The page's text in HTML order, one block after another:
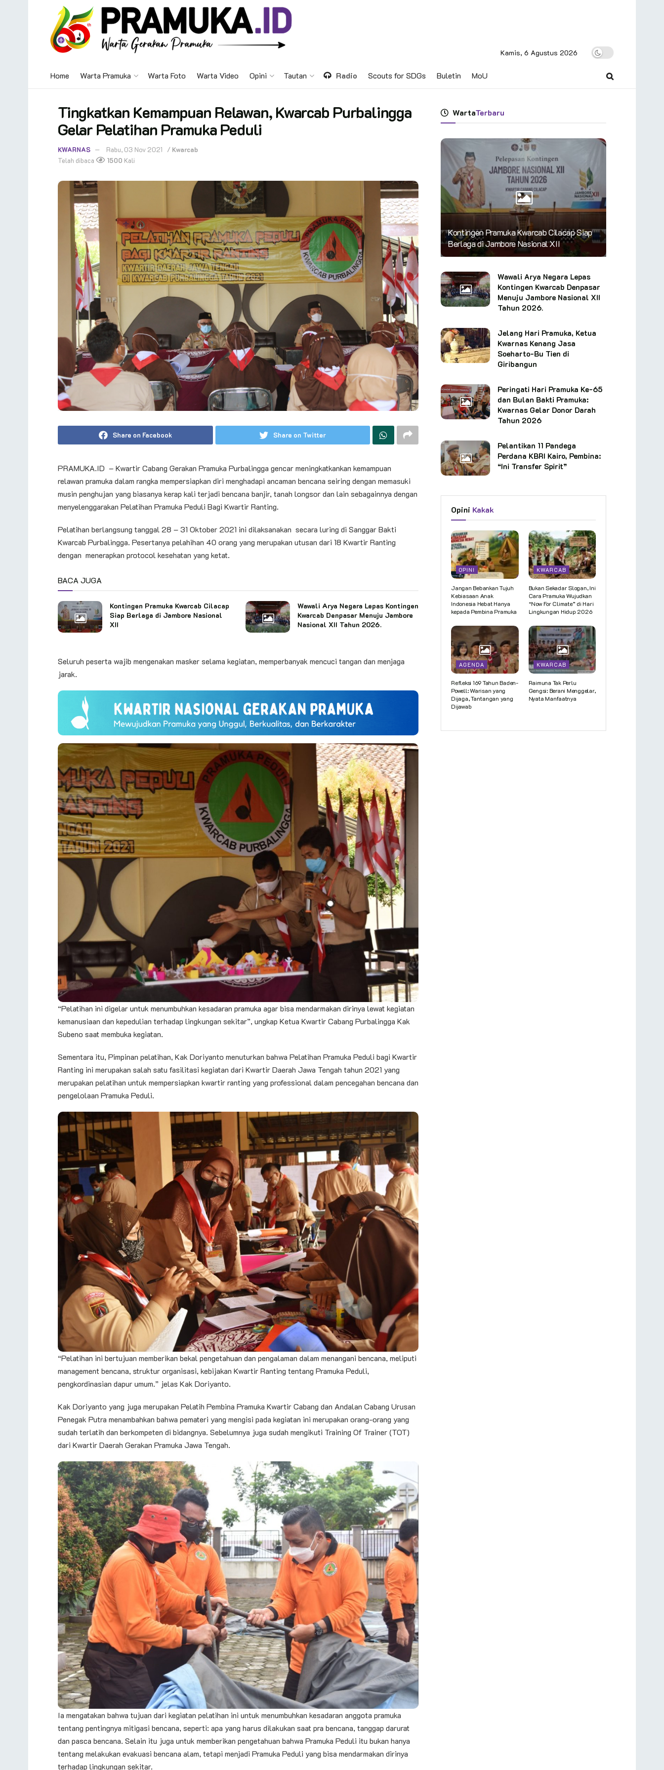
Kamis, 6 Agustus 2026
Home Warta Pramuka Warta Foto Warta Video Opini Tautan Radio Scouts for SDGs Buletin MoU
Tingkatkan Kemampuan Relawan, Kwarcab Purbalingga
Gelar Pelatihan Pramuka Peduli
KWARNAS Rabu, 03 Nov 2021 / Kwarcab
Telah dibaca
1500 Kali
Share on Facebook Share on Twitter
PRAMUKA.ID – Kwartir Cabang Gerakan Pramuka Purbalingga gencar meningkatkankan kemampuan
relawan pramuka dalam rangka mempersiapkan diri menghadapi ancaman bencana seiring dengan memasuki
musin penghujan yang biasanya kerap kali terjadi bencana banjir, tanah longsor dan lain sebagainnya dengan
menyelenggarakan Pelatihan Pramuka Peduli Bagi Kwartir Ranting.
Pelatihan berlangsung tanggal 28 – 31 Oktober 2021 ini dilaksanakan secara luring di Sanggar Bakti
Kwarcab Purbalingga. Pesertanya pelahihan 40 orang yang merupakan utusan dari 18 Kwartir Ranting
dengan menerapkan protocol kesehatan yang ketat.
BACA JUGA
Kontingen Pramuka Kwarcab Cilacap
Siap Berlaga di Jambore Nasional
XII
Wawali Arya Negara Lepas Kontingen
Kwarcab Denpasar Menuju Jambore
Nasional XII Tahun 2026.
Seluruh peserta wajib mengenakan masker selama kegiatan, memperbanyak mencuci tangan dan menjaga
jarak.
“Pelatihan ini digelar untuk menumbuhkan kesadaran pramuka agar bisa mendarmakan dirinya lewat kegiatan
kemanusiaan dan kepedulian terhadap lingkungan sekitar”, ungkap Ketua Kwartir Cabang Purbalingga Kak
Subeno saat membuka kegiatan.
Sementara itu, Pimpinan pelatihan, Kak Doriyanto menuturkan bahwa Pelatihan Pramuka Peduli bagi Kwartir
Ranting ini merupakan salah satu fasilitasi kegiatan dari Kwartir Daerah Jawa Tengah tahun 2021 yang
merupakan pelatihan untuk mempersiapkan kwartir ranting yang professional dalam pencegahan bencana dan
pengelolaan Pramuka Peduli.
“Pelatihan ini bertujuan memberikan bekal pengetahuan dan pengalaman dalam menangani bencana, meliputi
management bencana, struktur organisasi, kebijakan Kwartir Ranting tentang Pramuka Peduli,
pengkordinasian dapur umum.” jelas Kak Doriyanto.
Kak Doriyanto yang juga merupakan Pelatih Pembina Pramuka Kwartir Cabang dan Andalan Cabang Urusan
Penegak Putra menambahkan bahwa pemateri yang mengisi pada kegiatan ini merupakan orang-orang yang
sudah terlatih dan berkompeten di bidangnya. Sebelumnya juga sudah mengikuti Training Of Trainer (TOT)
dari Kwartir Daerah Gerakan Pramuka Jawa Tengah.
Ia mengatakan bahwa tujuan dari kegiatan pelatihan ini untuk menumbuhkan kesadaran anggota pramuka
tentang pentingnya mitigasi bencana, seperti: apa yang harus dilakukan saat pra bencana, tanggap darurat
dan pasca bencana. Selain itu juga untuk memberikan pengetahuan bahwa Pramuka Peduli itu bukan hanya
tentang melakukan evakuasi bencana alam, tetapi menjadi Pramuka Peduli yang bisa mendarmakan dirinya
terhadap lingkungan sekitar.
WartaTerbaru
Kontingen Pramuka Kwarcab Cilacap Siap
Berlaga di Jambore Nasional XII
Wawali Arya Negara Lepas
Kontingen Kwarcab Denpasar
Menuju Jambore Nasional XII
Tahun 2026.
Jelang Hari Pramuka, Ketua
Kwarnas Kenang Jasa
Soeharto-Bu Tien di
Giribangun
Peringati Hari Pramuka Ke-65
dan Bulan Bakti Pramuka:
Kwarnas Gelar Donor Darah
Tahun 2026
Pelantikan 11 Pandega
Perdana KBRI Kairo, Pembina:
“Ini Transfer Spirit”
Opini Kakak
OPINI
Jangan Bebankan Tujuh
Kebiasaan Anak
Indonesia Hebat Hanya
kepada Pembina Pramuka
KWARCAB
Bukan Sekadar Slogan, Ini
Cara Pramuka Wujudkan
“Now For Climate” di Hari
Lingkungan Hidup 2026
AGENDA
Refleksi 169 Tahun Baden-
Powell: Warisan yang
Dijaga, Tantangan yang
Dijawab
KWARCAB
Raimuna Tak Perlu
Gengsi: Berani Menggelar,
Nyata Manfaatnya